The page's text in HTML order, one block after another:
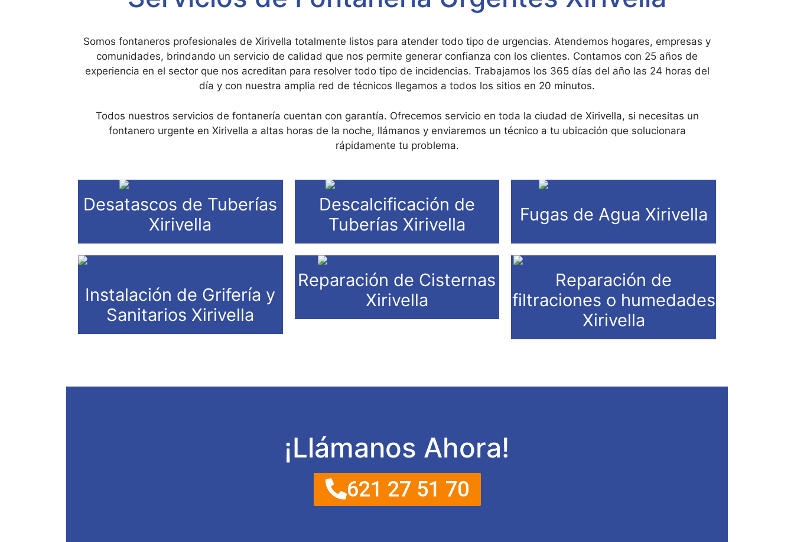
Somos fontaneros profesionales de Xirivella totalmente listos para atender todo tipo de urgencias. Atendemos hogares, empresas y
comunidades, brindando un servicio de calidad que nos permite generar confianza con los clientes. Contamos con 25 años de
experiencia en el sector que nos acreditan para resolver todo tipo de incidencias. Trabajamos los 365 días del año las 24 horas del
día y con nuestra amplia red de técnicos llegamos a todos los sitios en 20 minutos.
Todos nuestros servicios de fontanería cuentan con garantía. Ofrecemos servicio en toda la ciudad de Xirivella, si necesitas un
fontanero urgente en Xirivella a altas horas de la noche, llámanos y enviaremos un técnico a tu ubicación que solucionara
rápidamente tu problema.
Desatascos de Tuberías
Xirivella
Descalcificación de
Tuberías Xirivella
Fugas de Agua Xirivella
Instalación de Grifería y
Sanitarios Xirivella
Reparación de Cisternas
Xirivella
Reparación de
filtraciones o humedades
Xirivella
¡Llámanos Ahora!
621 27 51 70